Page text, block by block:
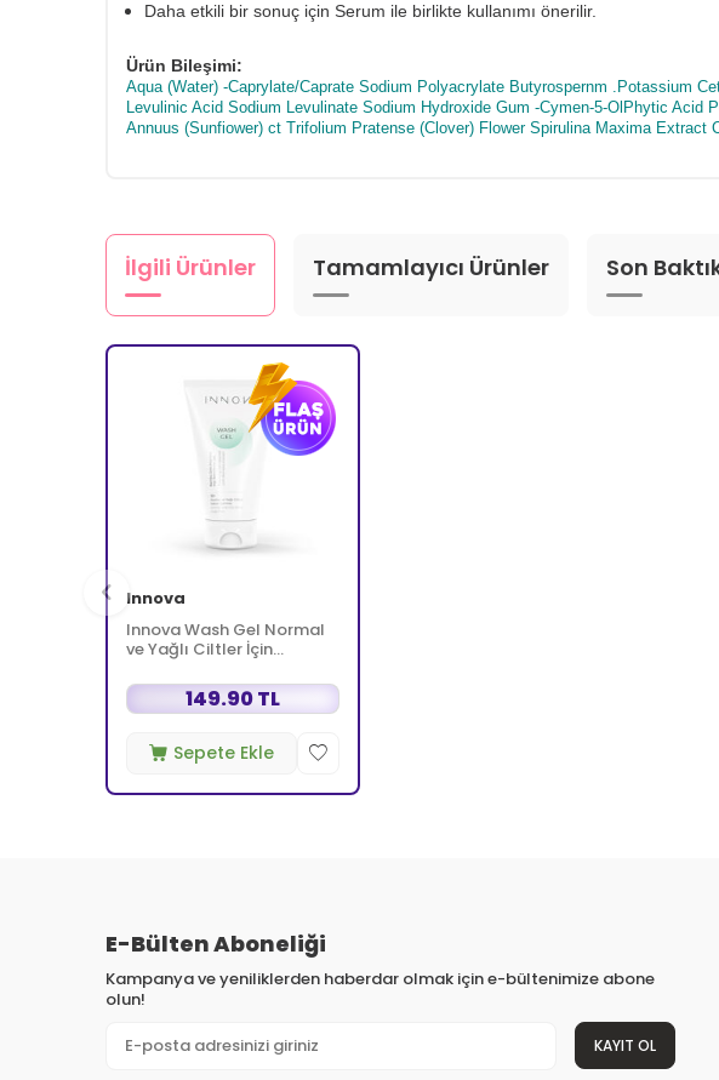
Daha etkili bir sonuç için Serum ile birlikte kullanımı önerilir.
Ürün Bileşimi:
Aqua (Water) -Caprylate/Caprate Sodium Polyacrylate Butyrospernm .Potassium
Levulinic Acid Sodium Levulinate Sodium Hydroxide Gum -Cymen-5-OlPhytic
Annuus (Sunfiower) ct Trifolium Pratense (Clover) Flower Spirulina Maxima
İlgili Ürünler Tamamlayıcı Ürünler Son
Innova
Innova Wash Gel Normal
ve Yağlı Ciltler İçin
150 ml 149.90 TL
Sepete Ekle
E-Bülten Aboneliği
Kampanya ve yeniliklerden haberdar olmak için e-bültenimize abone
olun!
KAYIT OL